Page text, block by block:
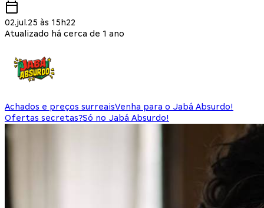
02.jul.25 às 15h22
Atualizado há cerca de 1 ano
Achados e preços surreaisVenha para o Jabá Absurdo!
Ofertas secretas?Só no Jabá Absurdo!